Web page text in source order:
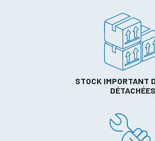
STOCK IMPORTANT
DÉTACHÉES